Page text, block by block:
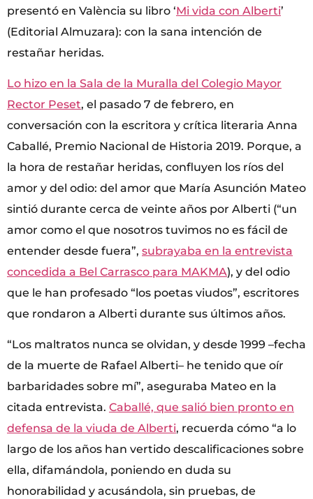
presentó en València su libro ‘Mi vida con Alberti’
(Editorial Almuzara): con la sana intención de
restañar heridas.
Lo hizo en la Sala de la Muralla del Colegio Mayor
Rector Peset, el pasado 7 de febrero, en
conversación con la escritora y crítica literaria Anna
Caballé, Premio Nacional de Historia 2019. Porque, a
la hora de restañar heridas, confluyen los ríos del
amor y del odio: del amor que María Asunción Mateo
sintió durante cerca de veinte años por Alberti (“un
amor como el que nosotros tuvimos no es fácil de
entender desde fuera”, subrayaba en la entrevista
concedida a Bel Carrasco para MAKMA), y del odio
que le han profesado “los poetas viudos”, escritores
que rondaron a Alberti durante sus últimos años.
“Los maltratos nunca se olvidan, y desde 1999 –fecha
de la muerte de Rafael Alberti– he tenido que oír
barbaridades sobre mí”, aseguraba Mateo en la
citada entrevista. Caballé, que salió bien pronto en
defensa de la viuda de Alberti, recuerda cómo “a lo
largo de los años han vertido descalificaciones sobre
ella, difamándola, poniendo en duda su
honorabilidad y acusándola, sin pruebas, de